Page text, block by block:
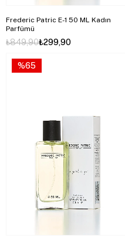
Frederic Patric E-1 50 ML Kadın
Parfümü
₺299,90
₺849,90
%65